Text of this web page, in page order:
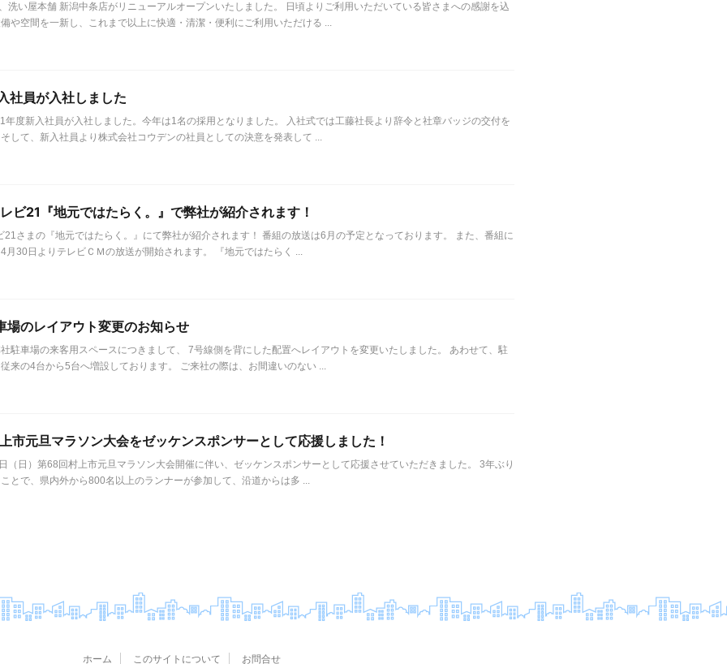
洗い屋本舗 新潟中条店がリニューアルオープンいたしました。 日頃よりご利用いただいている皆さまへの感謝を込
や空間を一新し、これまで以上に快適・清潔・便利にご利用いただける ...
社員が入社しました
年度新入社員が入社しました。今年は1名の採用となりました。 入社式では工藤社長より辞令と社章バッジの交付を
して、新入社員より株式会社コウデンの社員としての決意を発表して ...
ビ21『地元ではたらく。』で弊社が紹介されます！
21さまの『地元ではたらく。』にて弊社が紹介されます！ 番組の放送は6月の予定となっております。 また、番組に
月30日よりテレビＣＭの放送が開始されます。 『地元ではたらく ...
場のレイアウト変更のお知らせ
駐車場の来客用スペースにつきまして、 7号線側を背にした配置へレイアウトを変更いたしました。 あわせて、駐
来の4台から5台へ増設しております。 ご来社の際は、お間違いのない ...
市元旦マラソン大会をゼッケンスポンサーとして応援しました！
（日）第68回村上市元旦マラソン大会開催に伴い、ゼッケンスポンサーとして応援させていただきました。 3年ぶり
とで、県内外から800名以上のランナーが参加して、沿道からは多 ...
ホーム このサイトについて お問合せ